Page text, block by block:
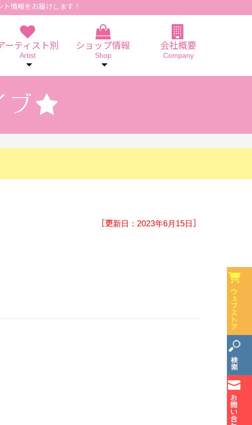
ト情報をお届けします！
ーティスト別
Artist
ショップ情報
Shop
会社概要
Company
［更新日：2023年6月15日］